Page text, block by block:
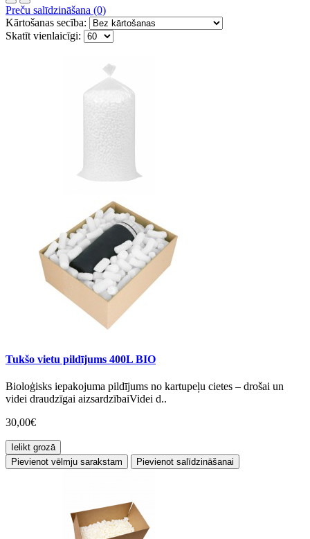
Preču salīdzināšana (0)
Kārtošanas secība:
Skatīt vienlaicīgi:
Tukšo vietu pildījums 400L BIO
Bioloģisks iepakojuma pildījums no kartupeļu cietes – drošai un
videi draudzīgai aizsardzībaiVidei d..
30,00€
Ielikt grozā
Pievienot vēlmju sarakstam
Pievienot salīdzināšanai